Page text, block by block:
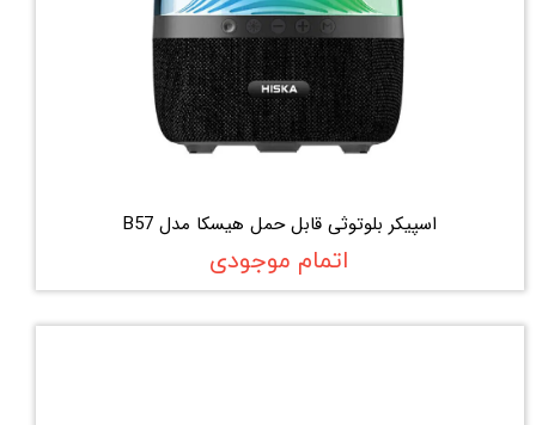
اسپیکر بلوتوثی قابل حمل هیسکا مدل B57
اتمام موجودی